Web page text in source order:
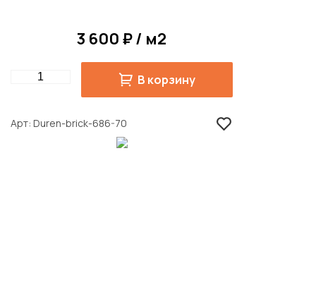
3 600 ₽ / м2
Quantity В корзину
Арт Duren-brick-686-70